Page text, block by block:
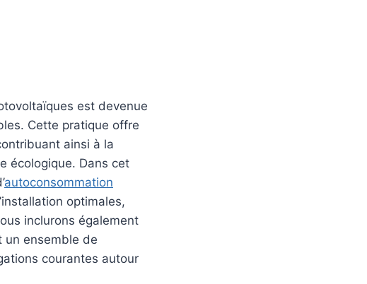
est devenue
Cette pratique offre
ainsi à la
écologique. Dans cet
autoconsommation
optimales,
inclurons également
un ensemble de
courantes autour